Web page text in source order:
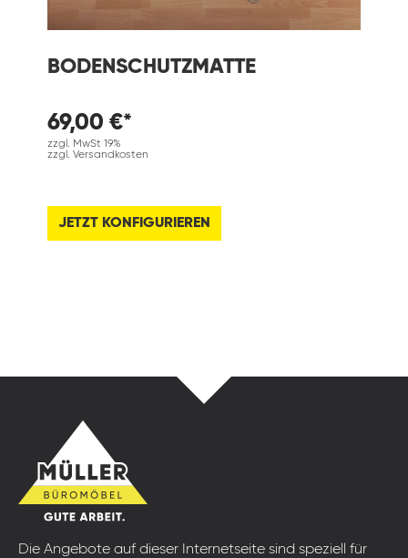
BODENSCHUTZMATTE
69,00 €*
zzgl. MwSt 19%
zzgl. Versandkosten
JETZT KONFIGURIEREN
Die Angebote auf dieser Internetseite sind speziell für